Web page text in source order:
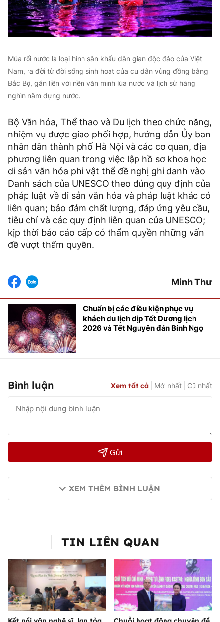
Múa rối nước là loại hình sân khấu dân gian độc đáo của Việt
Nam, ra đời từ đời sống sinh hoạt của cư dân vùng đồng bằng
Bắc Bộ, gắn liền với nền văn minh lúa nước và lịch sử hàng
nghìn năm dựng nước.
Bộ Văn hóa, Thể thao và Du lịch theo chức năng,
nhiệm vụ được giao phối hợp, hướng dẫn Ủy ban
nhân dân thành phố Hà Nội và các cơ quan, địa
phương liên quan trong việc lập hồ sơ khoa học
di sản văn hóa phi vật thể đề nghị ghi danh vào
Danh sách của UNESCO theo đúng quy định của
pháp luật về di sản văn hóa và pháp luật khác có
liên quan; bảo đảm chất lượng, đáp ứng yêu cầu,
tiêu chí và các quy định liên quan của UNESCO;
kịp thời báo cáo cấp có thẩm quyền những vấn
đề vượt thẩm quyền.
Minh Thư
Chuẩn bị các điều kiện phục vụ
khách du lịch dịp Tết Dương lịch
2026 và Tết Nguyên đán Bính Ngọ
Bình luận Xem tất cả Mới nhất Cũ nhất
Gửi
XEM THÊM BÌNH LUẬN
TIN LIÊN QUAN